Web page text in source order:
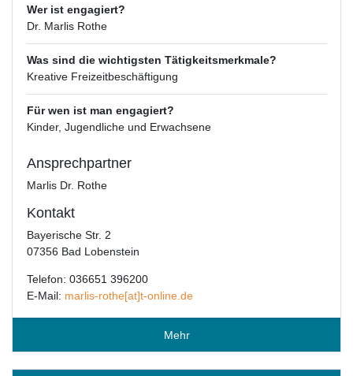
Wer ist engagiert?
Dr. Marlis Rothe
Was sind die wichtigsten Tätigkeitsmerkmale?
Kreative Freizeitbeschäftigung
Für wen ist man engagiert?
Kinder, Jugendliche und Erwachsene
Ansprechpartner
Marlis Dr. Rothe
Kontakt
Bayerische Str. 2
07356 Bad Lobenstein
Telefon: 036651 396200
E-Mail: marlis-rothe[at]t-online.de
Mehr